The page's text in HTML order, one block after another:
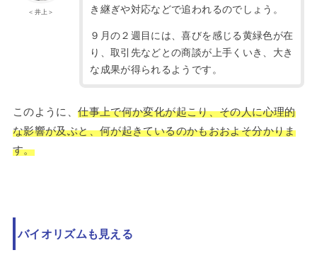
＜井上＞
き継ぎや対応などで追われるのでしょう。
９月の２週目には、喜びを感じる黄緑色が在
り、取引先などとの商談が上手くいき、大き
な成果が得られるようです。
このように、仕事上で何か変化が起こり、その人に心理的
な影響が及ぶと、何が起きているのかもおおよそ分かりま
す。
バイオリズムも見える